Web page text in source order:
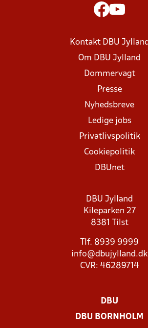
Kontakt DBU Jylland
Om DBU Jylland
Dommervagt
Presse
Nyhedsbreve
Ledige jobs
Privatlivspolitik
Cookiepolitik
DBUnet
DBU Jylland
Kileparken 27
8381 Tilst
Tlf. 8939 9999
info@dbujylland.dk
CVR: 46289714
DBU
DBU BORNHOLM